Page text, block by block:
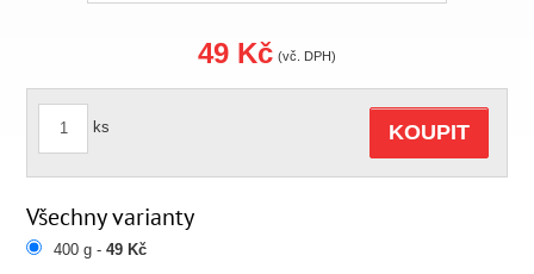
49 Kč (vč. DPH)
ks KOUPIT
Všechny varianty
400 g -49 Kč